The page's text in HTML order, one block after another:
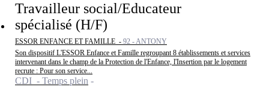
Travailleur social/Educateur
spécialisé (H/F)
ESSOR ENFANCE ET FAMILLE - 92 - ANTONY
Son dispositif L'ESSOR Enfance et Famille regroupant 8 établissements et services
intervenant dans le champ de la Protection de l'Enfance, l'Insertion par le logement
recrute : Pour son service...
CDI - Temps plein